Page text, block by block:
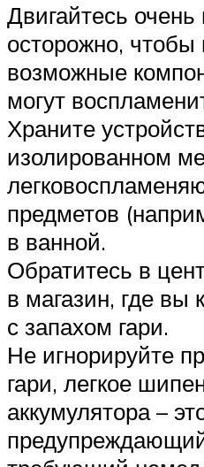
Двигайтесь
осторожно, чтобы
возможные
могут
Храните
изолированном
предметов
в ванной.
Обратитесь в
в магазин, где вы
с запахом гари.
Не игнорируйте
гари, легкое
аккумулятора –